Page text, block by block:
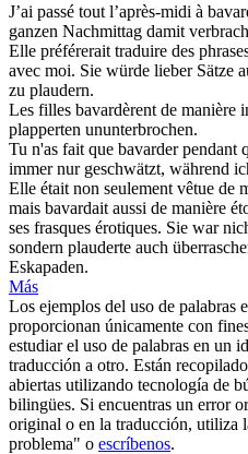
J’ai passé tout l’après-midi à
ganzen Nachmittag damit
Elle préférerait traduire des
avec moi. Sie würde lieber Sätze
zu plaudern.
Les filles bavardèrent de manière
plapperten ununterbrochen.
Tu n'as fait que bavarderpendant
immer nur geschwätzt, während
Elle était non seulement vêtue de
mais bavardait aussi de manière
ses frasques érotiques. Sie war
sondern plauderte auch
Eskapaden.
Más
Los ejemplos del uso de palabras
proporcionan únicamente con
estudiar el uso de palabras en un
traducción a otro. Están
abiertas utilizando tecnología de
bilingües. Si encuentras un error
original o en la traducción, utiliza
problema" o escríbenos.